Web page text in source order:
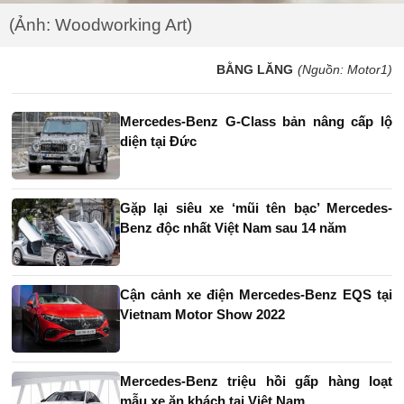
(Ảnh: Woodworking Art)
BẰNG LĂNG (Nguồn: Motor1)
Mercedes-Benz G-Class bản nâng cấp lộ
diện tại Đức
Gặp lại siêu xe ‘mũi tên bạc’ Mercedes-
Benz độc nhất Việt Nam sau 14 năm
Cận cảnh xe điện Mercedes-Benz EQS tại
Vietnam Motor Show 2022
Mercedes-Benz triệu hồi gấp hàng loạt
mẫu xe ăn khách tại Việt Nam